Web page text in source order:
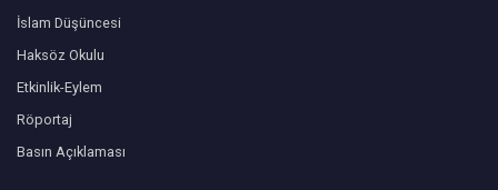
İslam Düşüncesi
Haksöz Okulu
Etkinlik-Eylem
Röportaj
Basın Açıklaması